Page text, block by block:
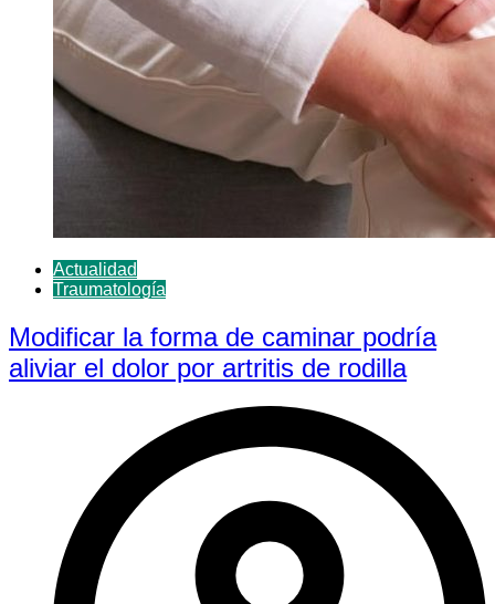
Actualidad
Traumatología
Modificar la forma de caminar podría
aliviar el dolor por artritis de rodilla